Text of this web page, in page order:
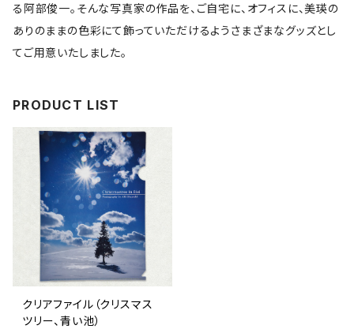
る阿部俊一。そんな写真家の作品を、ご自宅に、オフィスに、美瑛の
ありのままの色彩にて飾っていただけるようさまざまなグッズとし
てご用意いたしました。
PRODUCT LIST
クリアファイル（クリスマス
ツリー、青い池）